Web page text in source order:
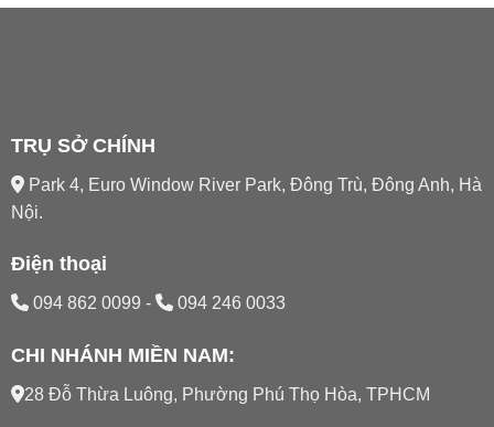
TRỤ SỞ CHÍNH
Park 4, Euro Window River Park, Đông Trù, Đông Anh, Hà
Nội.
Điện thoại
094 862 0099 - 094 246 0033
CHI NHÁNH MIỀN NAM:
28 Đỗ Thừa Luông, Phường Phú Thọ Hòa, TPHCM